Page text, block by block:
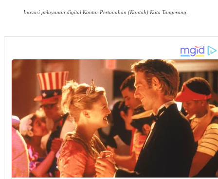
Inovasi pelayanan digital Kantor Pertanahan (Kantah) Kota Tangerang.